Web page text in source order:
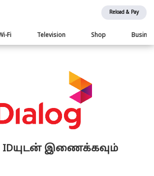
Reload & Pay
Fi Television Shop
IDயுடன் இணைக்கவும்